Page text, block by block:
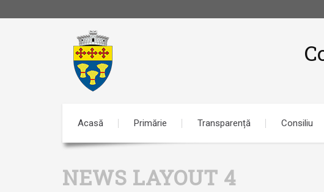
Acasă Primărie Transparență Consiliu
NEWS LAYOUT 4